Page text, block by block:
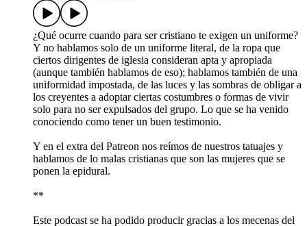
¿Qué ocurre cuando para ser cristiano te exigen un uniforme?
Y no hablamos solo de un uniforme literal, de la ropa que
ciertos dirigentes de iglesia consideran apta y apropiada
(aunque también hablamos de eso); hablamos también de una
uniformidad impostada, de las luces y las sombras de obligar a
los creyentes a adoptar ciertas costumbres o formas de vivir
solo para no ser expulsados del grupo. Lo que se ha venido
conociendo como tener un buen testimonio.
Y en el extra del Patreon nos reímos de nuestros tatuajes y
hablamos de lo malas cristianas que son las mujeres que se
ponen la epidural.
**
Este podcast se ha podido producir gracias a los mecenas del